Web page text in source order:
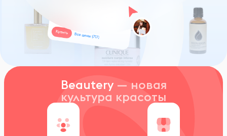
Beautery — новая
культура красоты